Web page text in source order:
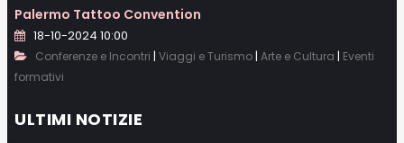
Palermo Tattoo Convention
18-10-2024 10:00
Conferenze e Incontri | Viaggi e Turismo| Arte e Cultura | Eventi
formativi
ULTIMI NOTIZIE